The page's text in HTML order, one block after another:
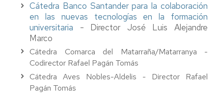
Cátedra Banco Santander para la colaboración
en las nuevas tecnologías en la formación
universitaria - Director José Luis Alejandre
Marco
Cátedra Comarca del Matarraña/Matarranya -
Codirector Rafael Pagán Tomás
Cátedra Aves Nobles-Aldelis - Director Rafael
Pagán Tomás